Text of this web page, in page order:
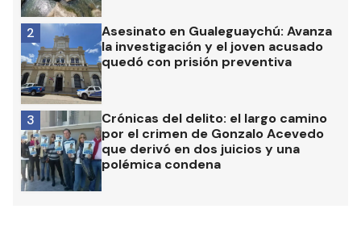
Asesinato en Gualeguaychú: Avanza
la investigación y el joven acusado
quedó con prisión preventiva
2
Crónicas del delito: el largo camino
por el crimen de Gonzalo Acevedo
que derivó en dos juicios y una
polémica condena
3